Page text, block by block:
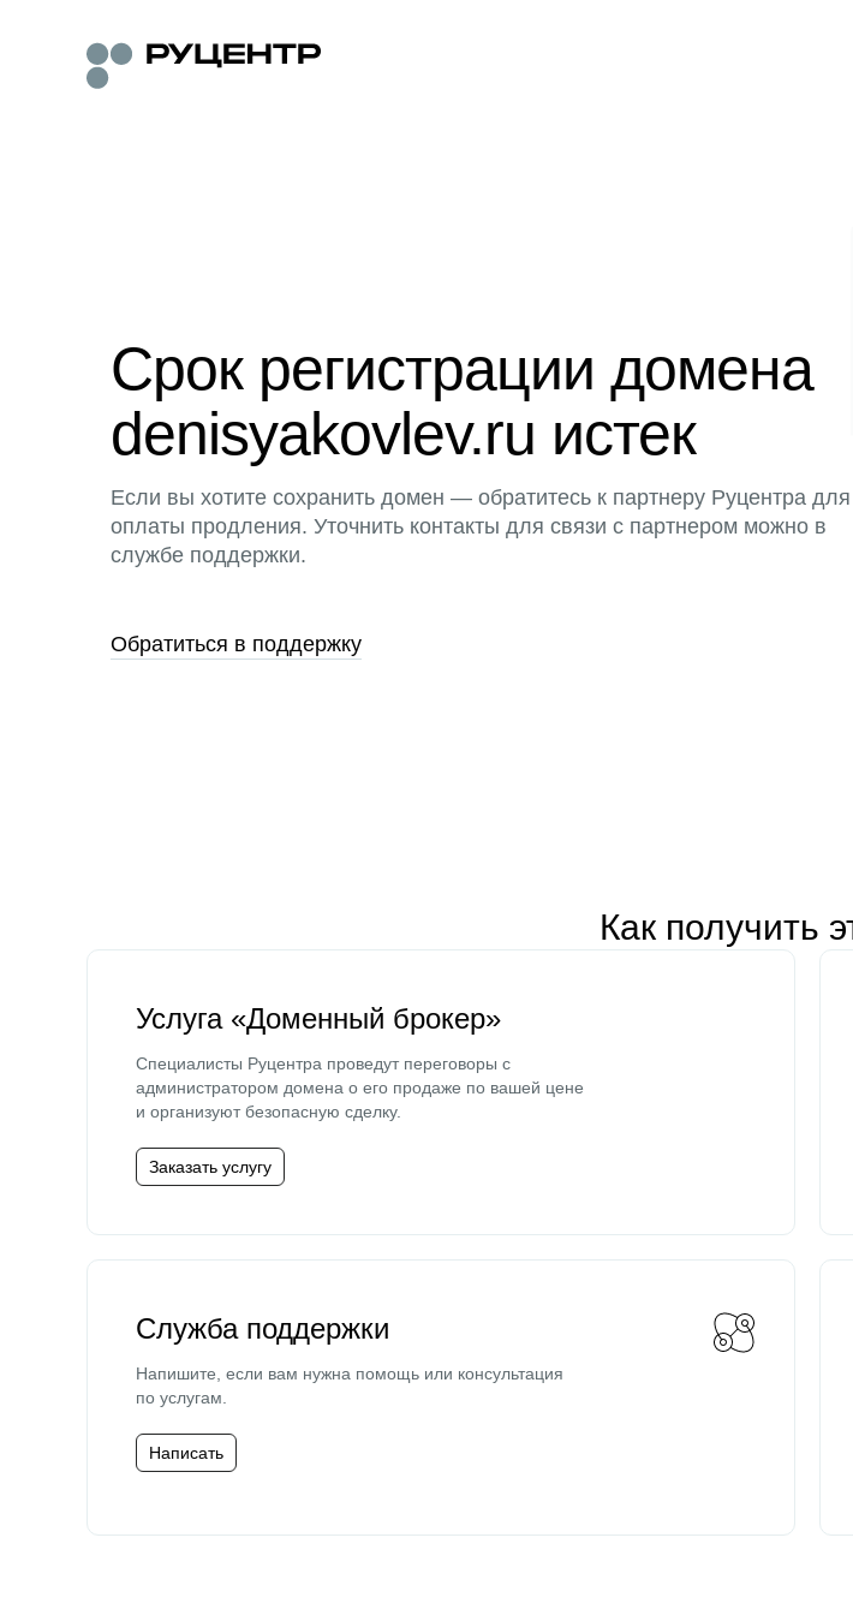
Срок регистрации домена
denisyakovlev.ru истек
Если вы хотите сохранить домен — обратитесь к партнеру Руцентра для
оплаты продления. Уточнить контакты для связи с партнером можно в
службе поддержки.
Обратиться в поддержку
Как получить
Услуга «Доменный брокер»
Специалисты Руцентра проведут переговоры с
администратором домена о его продаже по вашей цене
и организуют безопасную сделку.
Заказать услугу
Служба поддержки
Напишите, если вам нужна помощь или консультация
по услугам.
Написать